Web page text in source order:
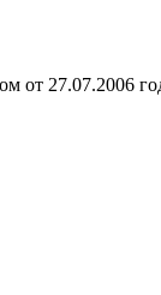
от 27.07.2006